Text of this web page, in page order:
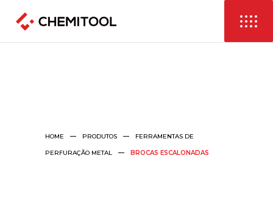
HOME PRODUTOS FERRAMENTAS DE
PERFURAÇÃO METAL BROCAS ESCALONADAS